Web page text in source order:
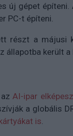
új gépet
PC-t építeni.
részt a májusi
állapotba került
azAI-ipar
a globális
is.